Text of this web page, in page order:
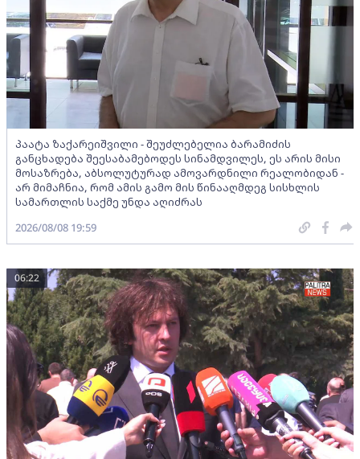
პაატა ზაქარეიშვილი - შეუძლებელია ბარამიძის
განცხადება შეესაბამებოდეს სინამდვილეს, ეს არის მისი
მოსაზრება, აბსოლუტურად ამოვარდნილი რეალობიდან -
არ მიმაჩნია, რომ ამის გამო მის წინააღმდეგ სისხლის
სამართლის საქმე უნდა აღიძრას
2026/08/08 19:59
06:22